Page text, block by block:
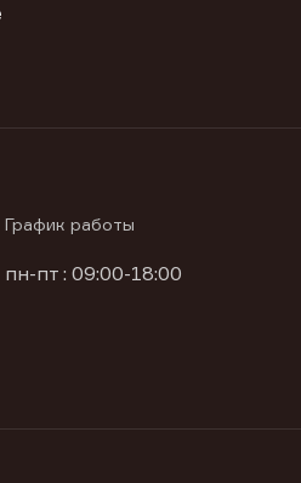
График работы
пн-пт : 09:00-18:00